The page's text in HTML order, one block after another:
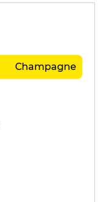
Champagne